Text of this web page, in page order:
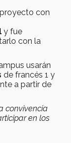
con
y fue
con la
usarán
de francés 1 y
a partir de
convivencia
en los